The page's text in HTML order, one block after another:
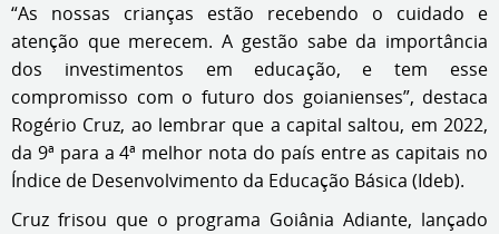
“As nossas crianças estão recebendo o cuidado e
atenção que merecem. A gestão sabe da importância
dos investimentos em educação, e tem esse
compromisso com o futuro dos goianienses”, destaca
Rogério Cruz, ao lembrar que a capital saltou, em 2022,
da 9ª para a 4ª melhor nota do país entre as capitais no
Índice de Desenvolvimento da Educação Básica (Ideb).
Cruz frisou que o programa Goiânia Adiante, lançado